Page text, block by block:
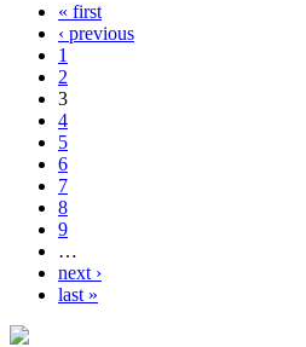
Pages« first
‹ previous
1
2
3
4
5
6
7
8
9
…
next ›
last »